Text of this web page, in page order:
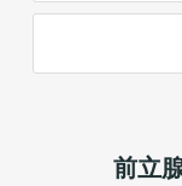
前立